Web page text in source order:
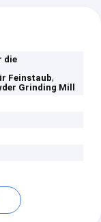
die
Feinstaub,
Grinding Mill